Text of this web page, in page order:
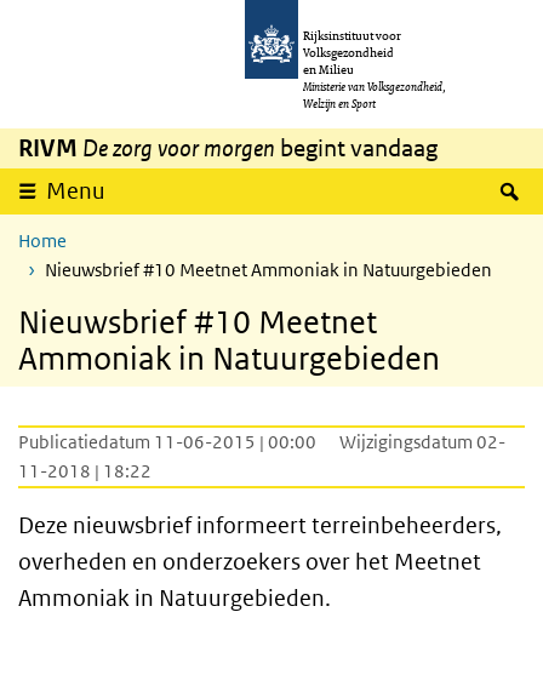
Overslaan en naar de inhoud gaan
Rijksinstituut voor
Volksgezondheid
en Milieu
Ministerie van Volksgezondheid,
Welzijn en Sport
RIVM De zorg voor morgen begint vandaag
Menu
Home
Nieuwsbrief #10 Meetnet Ammoniak in Natuurgebieden
Nieuwsbrief #10 Meetnet
Ammoniak in Natuurgebieden
Publicatiedatum 11-06-2015 | 00:00
Wijzigingsdatum 02-
11-2018 | 18:22
Deze nieuwsbrief informeert terreinbeheerders,
overheden en onderzoekers over het Meetnet
Ammoniak in Natuurgebieden.